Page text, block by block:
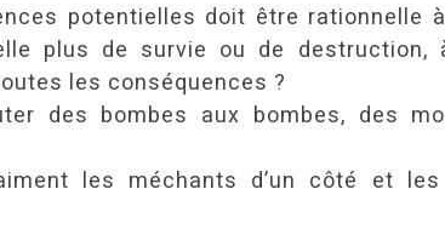
potentielles doit être rationnelle
plus de survie ou de destruction,
les conséquences ?
des bombes aux bombes, des
les méchants d’un côté et